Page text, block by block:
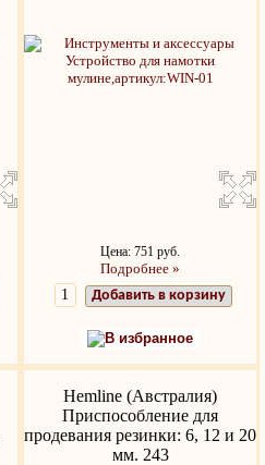
Цена: 751 руб.
Подробнее »
Добавить в корзину
В избранное
Hemline (Австралия)
Приспособление для
продевания резинки: 6, 12 и 20
мм. 243